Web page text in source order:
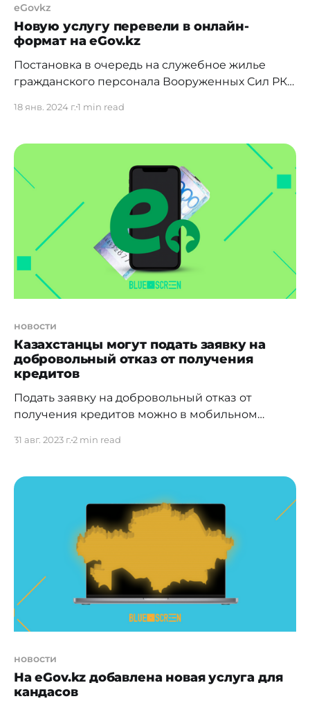
eGovkz
Новую услугу перевели в онлайн-
формат на eGov.kz
Постановка в очередь на служебное жилье
гражданского персонала Вооруженных Сил РК
Ранее необходимо было обращаться по месту
подавать заявление. Теперь работники
Минобороны могут получить данную услугу,
минимизировав бюрократическую бумажную
волокиту, сократив срок предоставления услуги
и исключив риски коррупции. Кроме
18 янв. 2024 г.1 min read
новости
Казахстанцы могут подать заявку на
добровольный отказ от получения
кредитов
Подать заявку на добровольный отказ от
получения кредитов можно в мобильном
Теперь каждый казахстанец может добровольно
микрозаймов. Для этого необходимо подать
заявку в мобильном приложении eGov mobile
либо на портале eGov.kz. Подать заявку на
31 авг. 2023 г.2 min read
новости
На eGov.kz добавлена новая услуга для
кандасов